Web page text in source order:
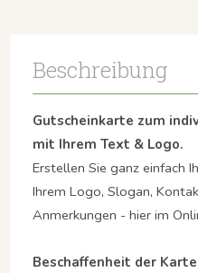
Beschreibung
Gutscheinkarte zum
mit Ihrem Text & Logo.
Erstellen Sie ganz einfach
Ihrem Logo, Slogan,
Anmerkungen - hier im
Beschaffenheit der